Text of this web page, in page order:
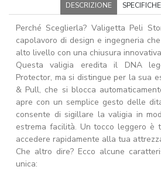
DESCRIZIONE
Perché Sceglierla? Valigetta Peli
capolavoro di design e ingegneria
alto livello con una chiusura
Questa valigia eredita il DNA
Protector, ma si distingue per la sua
& Pull, che si blocca
apre con un semplice gesto delle
consente di sigillare la valigia in
estrema facilità. Un tocco leggero è
accedere rapidamente alla tua
Che altro dire? Ecco alcune
unica: